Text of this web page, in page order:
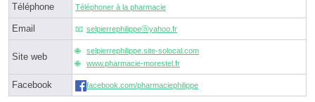
Téléphone Téléphoner à la pharmacie
Email selpierrephilippeⓐyahoo.fr
Site web
selpierrephilippe.site-solocal.com
www.pharmacie-morestel.fr
Facebook facebook.com/pharmaciephilippe